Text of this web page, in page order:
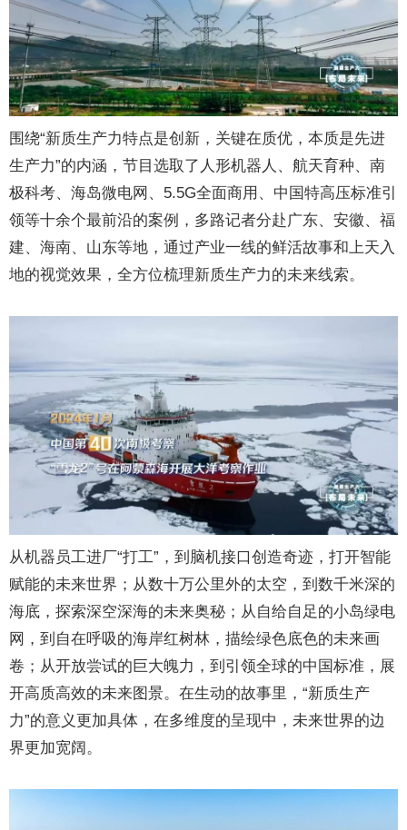
围绕“新质生产力特点是创新，关键在质优，本质是先进
生产力”的内涵，节目选取了人形机器人、航天育种、南
极科考、海岛微电网、5.5G全面商用、中国特高压标准引
领等十余个最前沿的案例，多路记者分赴广东、安徽、福
建、海南、山东等地，通过产业一线的鲜活故事和上天入
地的视觉效果，全方位梳理新质生产力的未来线索。
从机器员工进厂“打工”，到脑机接口创造奇迹，打开智能
赋能的未来世界；从数十万公里外的太空，到数千米深的
海底，探索深空深海的未来奥秘；从自给自足的小岛绿电
网，到自在呼吸的海岸红树林，描绘绿色底色的未来画
卷；从开放尝试的巨大魄力，到引领全球的中国标准，展
开高质高效的未来图景。在生动的故事里，“新质生产
力”的意义更加具体，在多维度的呈现中，未来世界的边
界更加宽阔。